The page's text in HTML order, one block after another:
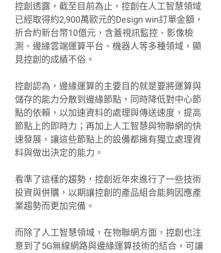
控創透露，截至目前為止，控創在人工智慧領域
已經取得約2,900萬歐元的Design win訂單金額，
折合約新台幣10億元，含蓋視訊監控、影像檢
測、邊緣雲端運算平台、機器人等多種領域，顯
見控創的成績不俗。
控創認為，邊緣運算的主要目的就是要將運算與
儲存的能力分散到邊緣節點，同時降低對中心節
點的依賴，以加速資料的處理與傳送速度，提高
節點上的即時力；再加上人工智慧與物聯網的快
速發展，讓這些節點上的設備都擁有獨立處理資
料與做出決定的能力。
看準了這樣的趨勢，控創近年來進行了一些技術
投資與併購，以期讓控創的產品組合能夠因應產
業趨勢而更加完備。
而除了人工智慧領域，在物聯網方面，控創也注
意到了5G無線網路與邊緣運算技術的結合，可讓